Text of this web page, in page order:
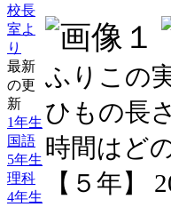
校長
室よ
り
最新
の更
新
1年生
国語
5年生
理科
4年生
ふりこの
ひもの長
時間はど
【５年】